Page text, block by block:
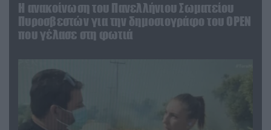
Η ανακοίνωση του Πανελλήνιου Σωματείου
Πυροσβεστών για την δημοσιογράφο του OPEN
που γέλασε στη φωτιά